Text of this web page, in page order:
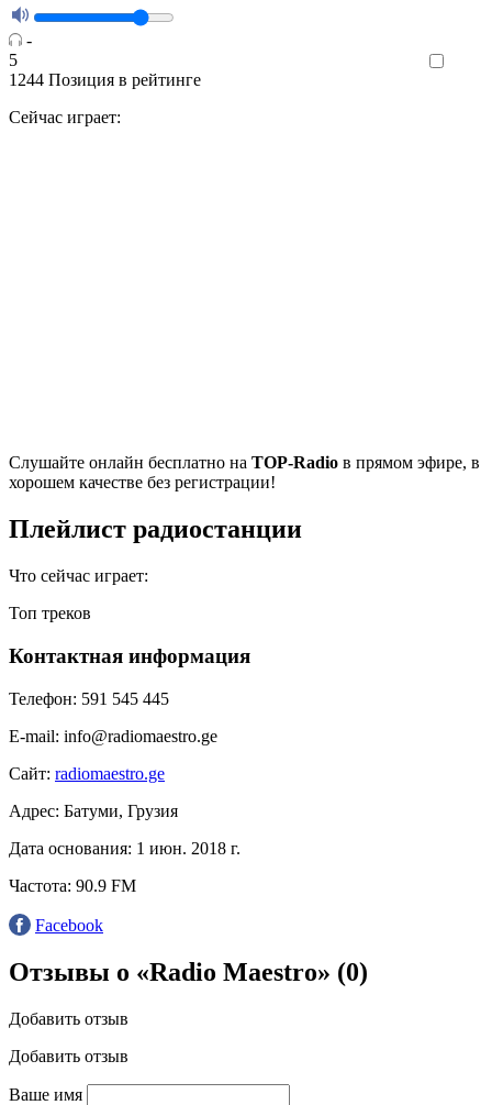
-
5
1244 Позиция в рейтинге
Сейчас играет:
Cлушайте онлайн бесплатно на TOP-Radio в прямом эфире, в
хорошем качестве без регистрации!
Плейлист радиостанции
Что сейчас играет:
Топ треков
Контактная информация
Телефон: 591 545 445
E-mail: info@radiomaestro.ge
Сайт: radiomaestro.ge
Адрес: Батуми, Грузия
Дата основания: 1 июн. 2018 г.
Частота: 90.9 FM
Facebook
Отзывы о «Radio Maestro» (0)
Добавить отзыв
Добавить отзыв
Ваше имя